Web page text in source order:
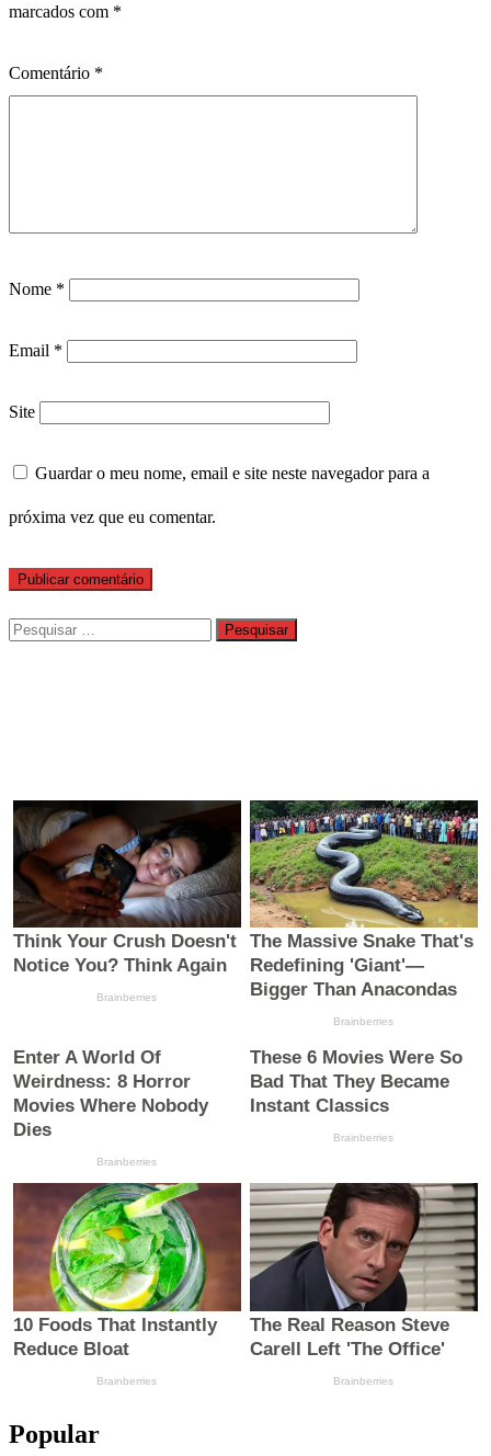
marcados com *
Comentário *
Nome *
Email *
Site
Guardar o meu nome, email e site neste navegador para a
próxima vez que eu comentar.
Pesquisar
por:
Popular